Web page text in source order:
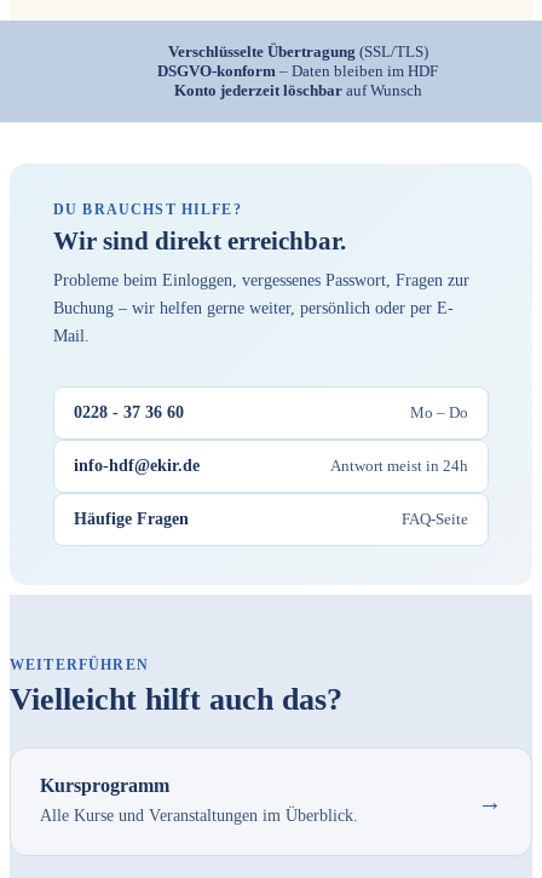
Verschlüsselte Übertragung (SSL/TLS)
DSGVO-konform – Daten bleiben im HDF
Konto jederzeit löschbarauf Wunsch
DU BRAUCHST HILFE?
Wir sind direkt erreichbar.
Probleme beim Einloggen, vergessenes Passwort, Fragen zur
Buchung – wir helfen gerne weiter, persönlich oder per E-
Mail.
0228 - 37 36 60 Mo – Do
info-hdf@ekir.de Antwort meist in 24h
Häufige Fragen FAQ-Seite
WEITERFÜHREN
Vielleicht hilft auch das?
Kursprogramm
Alle Kurse und Veranstaltungen im Überblick.
→